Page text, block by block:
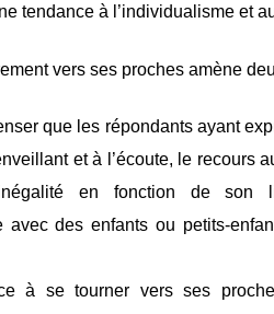
tendance à l’individualisme et
vers ses proches amène
que les répondants ayant
et à l’écoute, le recours
en fonction de son
avec des enfants ou petits-
à se tourner vers ses